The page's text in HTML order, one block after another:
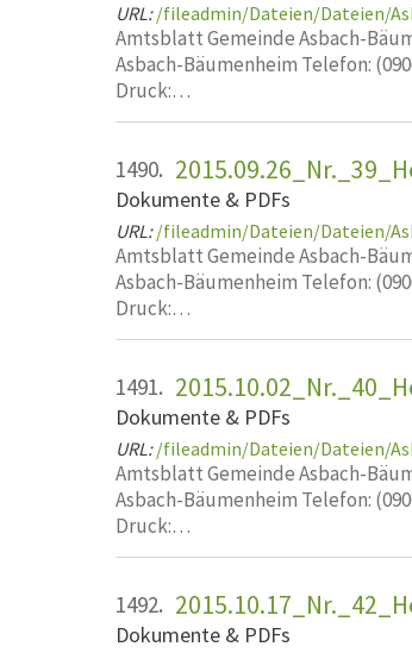
URL: /fileadmin/Dateien/Dateien/
Amtsblatt Gemeinde Asbach-
Asbach-Bäumenheim Telefon:
Druck:…
1490.
Dokumente & PDFs
URL: /fileadmin/Dateien/Dateien/
Amtsblatt Gemeinde Asbach-
Asbach-Bäumenheim Telefon:
Druck:…
1491.
Dokumente & PDFs
URL: /fileadmin/Dateien/Dateien/
Amtsblatt Gemeinde Asbach-
Asbach-Bäumenheim Telefon:
Druck:…
1492.
Dokumente & PDFs